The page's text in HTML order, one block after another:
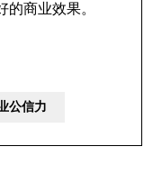
的商业效果。
公信力